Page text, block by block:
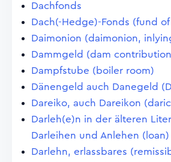
Dachfonds
Dach(-Hedge)-Fonds (fund
Daimonion (daimonion,
Dammgeld (dam
Dampfstube (boiler room)
Dänengeld auch Danegeld
Dareiko, auch Dareikon
Darleh(e)n in der älteren
Darleihen und Anlehen (loan)
Darlehn, erlassbares